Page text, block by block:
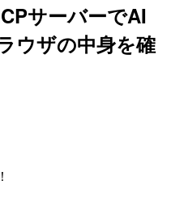
サーバーでAI
ウザの中身を確